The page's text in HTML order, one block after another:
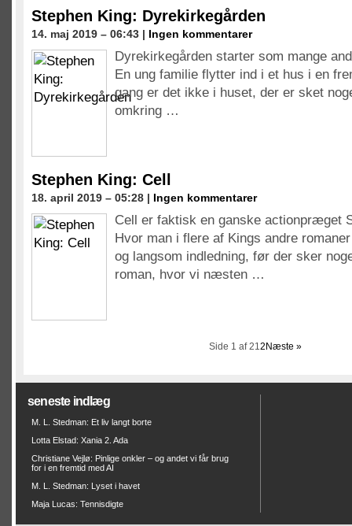
Stephen King: Dyrekirkegården
14. maj 2019 – 06:43 | Ingen kommentarer
Dyrekirkegården starter som mange
En ung familie flytter ind i et hus i en
gang er det ikke i huset, der er sket
omkring …
Stephen King: Cell
18. april 2019 – 05:28 | Ingen kommentarer
Cell er faktisk en ganske actionpræget
Hvor man i flere af Kings andre
og langsom indledning, før der sker
roman, hvor vi næsten …
Side 1 af 212 Næste »
seneste indlæg
M. L. Stedman: Et liv langt borte
Lotta Elstad: Xania 2. Ada
Christiane Vejlø: Pinlige onkler – og andet vi får brug
for i en fremtid med AI
M. L. Stedman: Lyset i havet
Maja Lucas: Tennisdigte